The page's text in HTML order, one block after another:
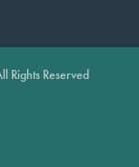
Rights Reserved